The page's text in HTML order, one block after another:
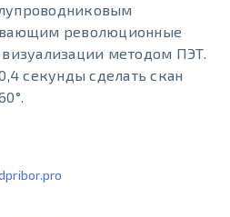
революционные
методом ПЭТ.
секунды сделать скан